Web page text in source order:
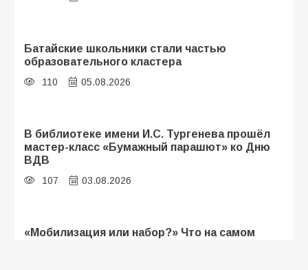
Батайские школьники стали частью
образовательного кластера
110 05.08.2026
В библиотеке имени И.С. Тургенева прошёл
мастер-класс «Бумажный парашют» ко Дню
ВДВ
107 03.08.2026
«Мобилизация или набор?» Что на самом